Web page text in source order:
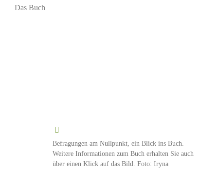
Befragungen am Nullpunkt, ein Blick ins Buch.
Weitere Informationen zum Buch erhalten Sie auch
über einen Klick auf das Bild. Foto: Iryna
Das Buch